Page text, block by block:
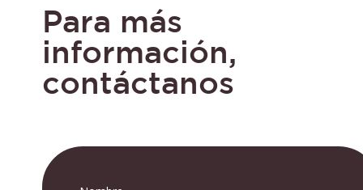
Para más
información,
contáctanos